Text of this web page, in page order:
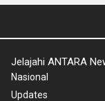
Jelajahi ANTARA
Nasional
Updates